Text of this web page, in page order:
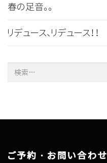
春の足音。。
リデュース、リデュース！！
ご予約・お問い合わせ